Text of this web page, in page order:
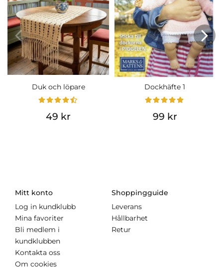
Duk och löpare
49 kr
Dockhäfte 1
99 kr
Mitt konto
Log in kundklubb
Mina favoriter
Bli medlem i
kundklubben
Kontakta oss
Om cookies
Shoppingguide
Leverans
Hållbarhet
Retur